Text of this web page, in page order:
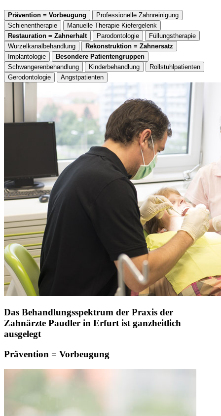
Prävention = Vorbeugung
Professionelle Zahnreinigung
Schienentherapie
Manuelle Therapie Kiefergelenk
Restauration = Zahnerhalt
Parodontologie
Füllungstherapie
Wurzelkanalbehandlung
Rekonstruktion = Zahnersatz
Implantologie
Besondere Patientengruppen
Schwangerenbehandlung
Kinderbehandlung
Rollstuhlpatienten
Gerodontologie
Angstpatienten
Das Behandlungsspektrum der Praxis der
Zahnärzte Paudler in Erfurt ist ganzheitlich
ausgelegt
Prävention = Vorbeugung